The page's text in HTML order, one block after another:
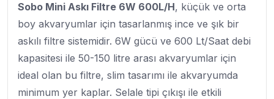
Sobo Mini Askı Filtre 6W 600L/H, küçük ve orta
boy akvaryumlar için tasarlanmış ince ve şık bir
askılı filtre sistemidir. 6W gücü ve 600 Lt/Saat debi
kapasitesi ile 50-150 litre arası akvaryumlar için
ideal olan bu filtre, slim tasarımı ile akvaryumda
minimum yer kaplar. Selale tipi çıkışı ile etkili